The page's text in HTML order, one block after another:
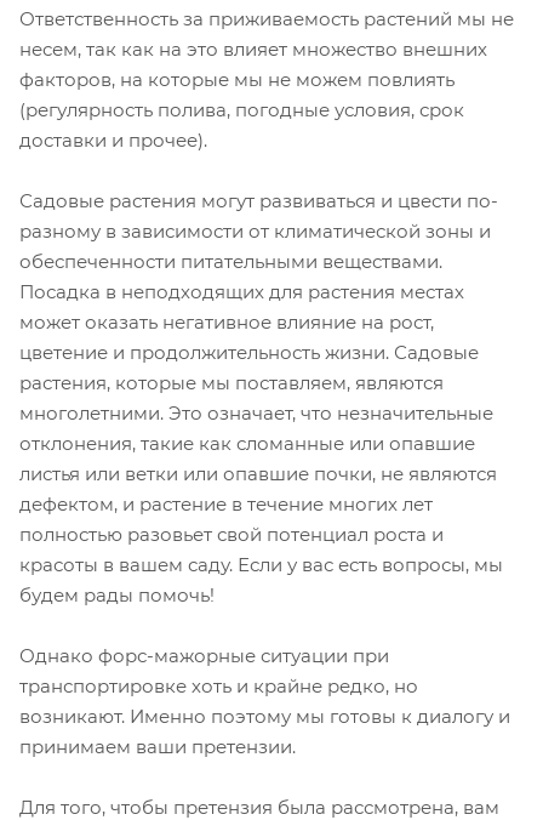
Ответственность за приживаемость растений мы не
несем, так как на это влияет множество внешних
факторов, на которые мы не можем повлиять
(регулярность полива, погодные условия, срок
доставки и прочее).
Садовые растения могут развиваться и цвести по-
разному в зависимости от климатической зоны и
обеспеченности питательными веществами.
Посадка в неподходящих для растения местах
может оказать негативное влияние на рост,
цветение и продолжительность жизни. Садовые
растения, которые мы поставляем, являются
многолетними. Это означает, что незначительные
отклонения, такие как сломанные или опавшие
листья или ветки или опавшие почки, не являются
дефектом, и растение в течение многих лет
полностью разовьет свой потенциал роста и
красоты в вашем саду. Если у вас есть вопросы, мы
будем рады помочь!
Однако форс-мажорные ситуации при
транспортировке хоть и крайне редко, но
возникают. Именно поэтому мы готовы к диалогу и
принимаем ваши претензии.
Для того, чтобы претензия была рассмотрена, вам